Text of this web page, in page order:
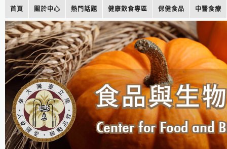
首頁 關於中心 熱門話題 健康飲食專區 保健食品 中醫食療